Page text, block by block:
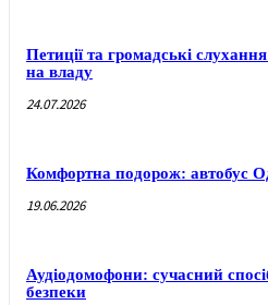
Петиції та громадські
на владу
24.07.2026
Комфортна подорож: автобус
19.06.2026
Аудіодомофони: сучасний
безпеки